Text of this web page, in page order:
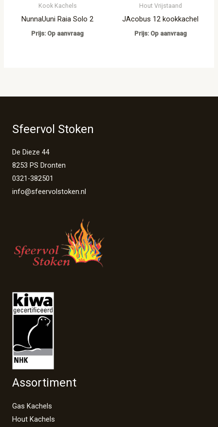
Kook Kachels
NunnaUuni Raia Solo 2
Prijs: Op aanvraag
Hout Vrijstaand
JAcobus 12 kookkachel
Prijs: Op aanvraag
Sfeervol Stoken
De Dieze 44
8253 PS Dronten
0321-382501
info@sfeervolstoken.nl
Assortiment
Gas Kachels
Hout Kachels